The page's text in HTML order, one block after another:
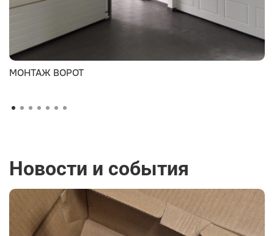
МОНТАЖ ВОРОТ
Новости и события